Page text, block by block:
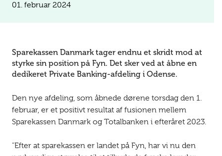
01. februar 2024
Sparekassen Danmark tager endnu et skridt mod at
styrke sin position på Fyn. Det sker ved at åbne en
dedikeret Private Banking-afdeling i Odense.
Den nye afdeling, som åbnede dørene torsdag den 1.
februar, er et positivt resultat af fusionen mellem
Sparekassen Danmark og Totalbanken i efteråret 2023.
"Efter at sparekassen er landet på Fyn, har vi nu den